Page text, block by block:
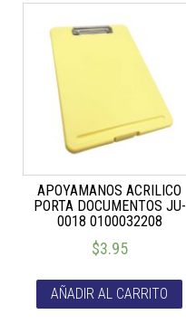
APOYAMANOS ACRILICO
PORTA DOCUMENTOS JU-
0018 0100032208
$3.95
AÑADIR AL CARRITO